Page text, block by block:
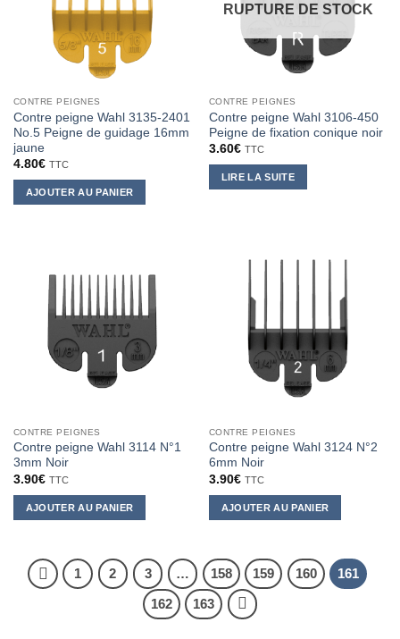
CONTRE PEIGNES
Contre peigne Wahl 3135-2401
No.5 Peigne de guidage 16mm
jaune
4.80€ TTC
AJOUTER AU PANIER
RUPTURE DE STOCK
CONTRE PEIGNES
Contre peigne Wahl 3106-450
Peigne de fixation conique noir
3.60€ TTC
LIRE LA SUITE
CONTRE PEIGNES
Contre peigne Wahl 3114 N°1
3mm Noir
3.90€ TTC
AJOUTER AU PANIER
CONTRE PEIGNES
Contre peigne Wahl 3124 N°2
6mm Noir
3.90€ TTC
AJOUTER AU PANIER
1 2 3 … 158 159 160
161
162
163